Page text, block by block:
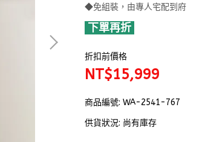
◆免組裝，由專人宅配到府
下單再折
折扣前價格
NT$15,999
商品編號: WA-2541-767
供貨狀況: 尚有庫存